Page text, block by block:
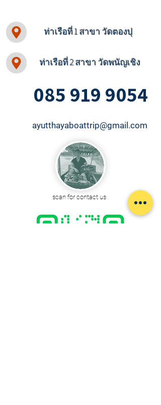
ท่าเรือที่ 1 สาขา วัดตองปุ
ท่าเรือที่ 2 สาขา วัดพนัญเชิง
085 919 9054
ayutthayaboattrip@gmail.com
scan for contact us